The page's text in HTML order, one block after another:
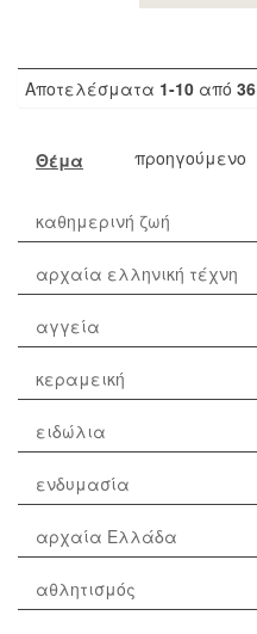
Αποτελέσματα 1-10 από 36
προηγούμενο
Θέμα
καθημερινή ζωή
αρχαία ελληνική τέχνη
αγγεία
κεραμεική
ειδώλια
ενδυμασία
αρχαία Ελλάδα
αθλητισμός